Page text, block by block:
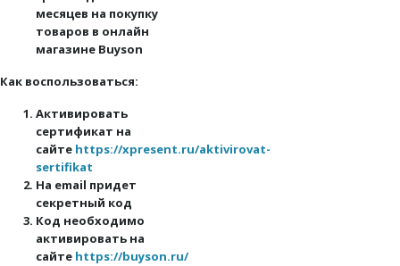
месяцев на покупку
товаров в онлайн
магазине Buyson
Как воспользоваться:
Активировать
сертификат на
сайте https://xpresent.ru/aktivirovat-
sertifikat
На email придет
секретный код
Код необходимо
активировать на
сайте https://buyson.ru/